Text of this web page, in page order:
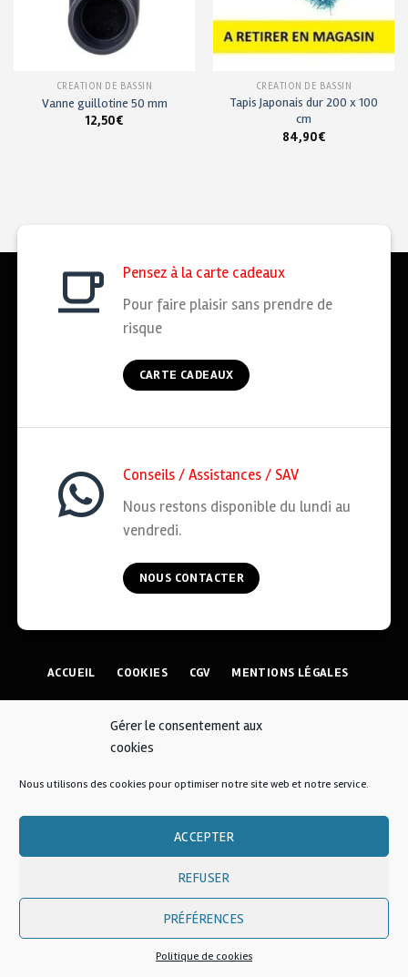
Gérer le consentement aux
cookies
Nous utilisons des cookies pour optimiser notre site web et notre service.
ACCEPTER
REFUSER
PRÉFÉRENCES
Politique de cookies
CRÉATION DE BASSIN
Vanne guillotine 50 mm
12,50€
CRÉATION DE BASSIN
Tapis Japonais dur 200 x 100
cm
84,90€
Pensez à la carte cadeaux
Pour faire plaisir sans prendre de
risque
CARTE CADEAUX
Conseils / Assistances / SAV
Nous restons disponible du lundi au
vendredi.
NOUS CONTACTER
© 2026 • AFKOI France
ACCUEIL COOKIES CGV MENTIONS LÉGALES
Une création